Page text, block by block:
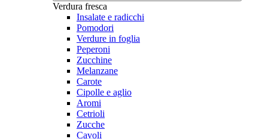
Verdura fresca
Insalate e radicchi
Pomodori
Verdure in foglia
Peperoni
Zucchine
Melanzane
Carote
Cipolle e aglio
Aromi
Cetrioli
Zucche
Cavoli